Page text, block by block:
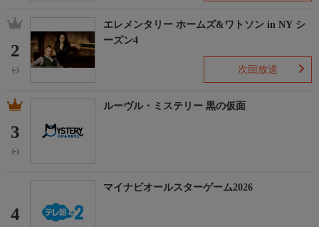
2
(-)
エレメンタリー ホームズ&ワトソン in NY シ
ーズン4
次回放送
3
(-)
ルーヴル・ミステリー 黒の仮面
4
マイナビオールスターゲーム2026